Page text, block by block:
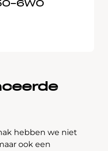
6W0
hebben we niet
ook een